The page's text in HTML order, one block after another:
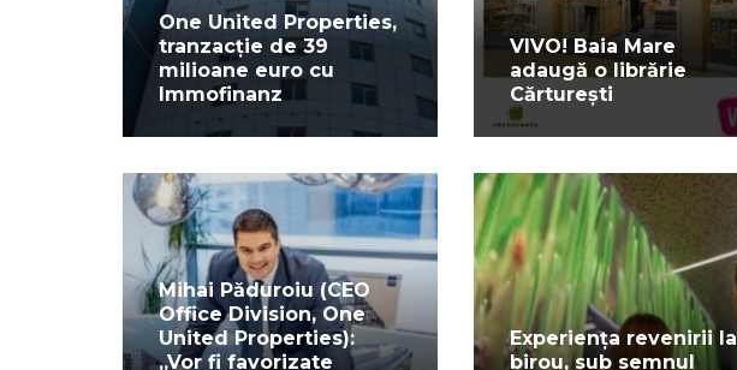
One United Properties,
tranzacție de 39
milioane euro cu
Immofinanz
VIVO! Baia Mare
adaugă o librărie
Cărturești
Mihai Păduroiu (CEO
Office Division, One
United Properties):
„Vor fi favorizate
Experiența revenirii la
birou, sub semnul